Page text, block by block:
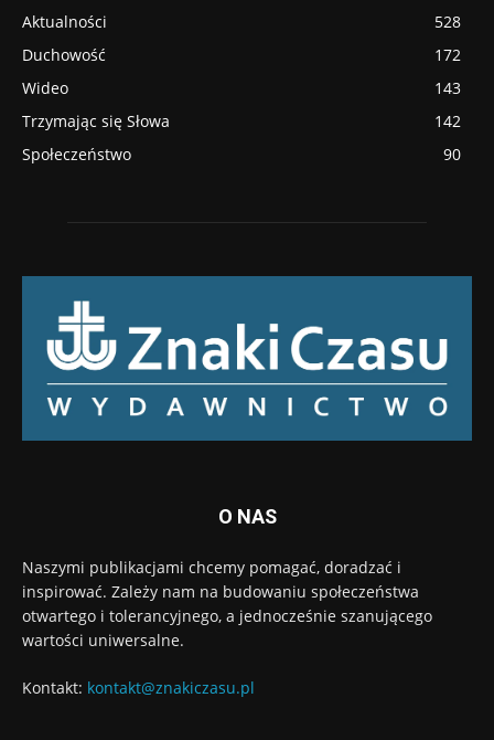
Aktualności
528
Duchowość
172
Wideo
143
Trzymając się Słowa
142
Społeczeństwo
90
O NAS
Naszymi publikacjami chcemy pomagać, doradzać i
inspirować. Zależy nam na budowaniu społeczeństwa
otwartego i tolerancyjnego, a jednocześnie szanującego
wartości uniwersalne.
Kontakt: kontakt@znakiczasu.pl